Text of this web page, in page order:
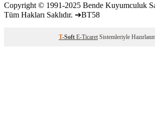
Copyright © 1991-2025 Bende Kuyumculuk
Tüm Hakları Saklıdır. ➔BT58
T-Soft E-Ticaret Sistemleriyle